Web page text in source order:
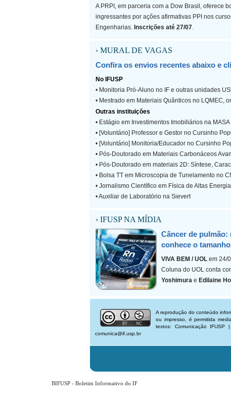
A PRPI, em parceria com a Dow Brasil, oferece
ingressantes por ações afirmativas PPI nos
Engenharias. Inscrições até 27/07.
› MURAL DE VAGAS
Confira os envios recentes abaixo e
No IFUSP
• Monitoria Pró-Aluno no IF e outras unidades
• Mestrado em Materiais Quânticos no LQMEC,
Outras instituições
• Estágio em Investimentos Imobiliários na
• [Voluntário] Professor e Gestor no Cursinho
• [Voluntário] Monitoria/Educador no Cursinho
• Pós-Doutorado em Materiais Carbonáceos
• Pós-Doutorado em materiais 2D: Síntese,
• Bolsa TT em Microscopia de Tunelamento no
• Jornalismo Científico em Física de Altas
• Auxiliar de Laboratório na Sievert
› IFUSP NA MÍDIA
Câncer de pulmão:
conhece o tamanho
VIVA BEM / UOL em 24/
Coluna do UOL conta
Yoshimura e Edilaine
A reprodução do conteúdo
ou impresso, é permitida
textos: Comunicação IFUSP
comunica@if.usp.br
BIFUSP - Boletim Informativo do IF